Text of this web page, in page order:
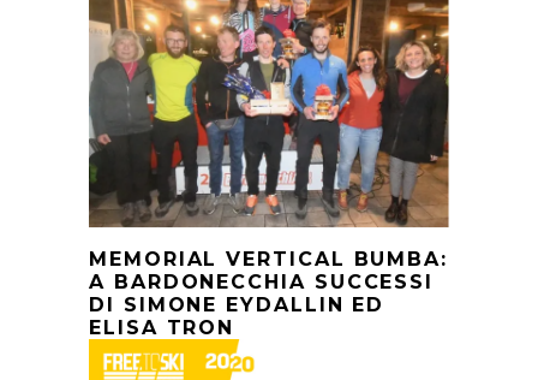
MEMORIAL VERTICAL BUMBA:
A BARDONECCHIA SUCCESSI
DI SIMONE EYDALLIN ED
ELISA TRON